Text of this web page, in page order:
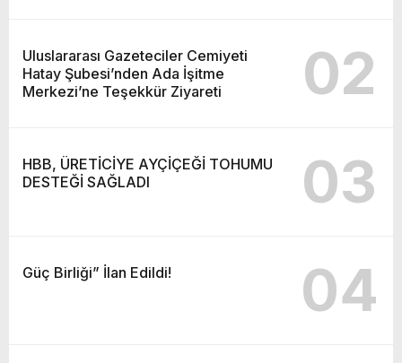
Uluslararası Gazeteciler Cemiyeti
Hatay Şubesi’nden Ada İşitme
Merkezi’ne Teşekkür Ziyareti
02
HBB, ÜRETİCİYE AYÇİÇEĞİ TOHUMU
DESTEĞİ SAĞLADI
03
Güç Birliği” İlan Edildi! 04